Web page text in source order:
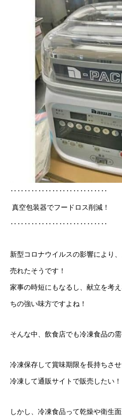
‥‥‥‥‥‥‥‥‥‥‥‥‥‥
真空包装器でフードロス削減！
‥‥‥‥‥‥‥‥‥‥‥‥‥‥
新型コロナウイルスの影響により
売れたそうです！
家事の時短にもなるし、献立を考
ちの強い味方ですよね！
そんな中、飲食店でも冷凍食品の需
冷凍保存して賞味期限を長持ちさせ
冷凍して通販サイトで販売したい！
しかし、冷凍食品って乾燥や衛生